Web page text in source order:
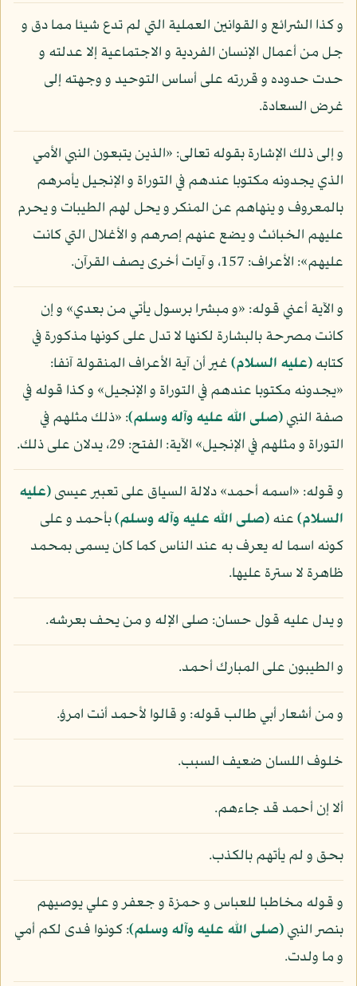
و كذا الشرائع و القوانين العملية التي لم تدع شيئا مما دق و
جل من أعمال الإنسان الفردية و الاجتماعية إلا عدلته و
حدت حدوده و قررته على أساس التوحيد و وجهته إلى
غرض السعادة.
و إلى ذلك الإشارة بقوله تعالى: «الذين يتبعون النبي الأمي
الذي يجدونه مكتوبا عندهم في التوراة و الإنجيل يأمرهم
بالمعروف و ينهاهم عن المنكر و يحل لهم الطيبات و يحرم
عليهم الخبائث و يضع عنهم إصرهم و الأغلال التي كانت
عليهم»: الأعراف: 157، و آيات أخرى يصف القرآن.
و الآية أعني قوله: «و مبشرا برسول يأتي من بعدي» و إن
كانت مصرحة بالبشارة لكنها لا تدل على كونها مذكورة في
كتابه(عليه السلام)غير أن آية الأعراف المنقولة آنفا:
«يجدونه مكتوبا عندهم في التوراة و الإنجيل» و كذا قوله في
صفة النبي(صلى الله عليه وآله وسلم): «ذلك مثلهم في
التوراة و مثلهم في الإنجيل» الآية: الفتح: 29، يدلان على ذلك.
و قوله: «اسمه أحمد» دلالة السياق على تعبير عيسى(عليه
السلام)عنه(صلى الله عليه وآله وسلم)بأحمد و على
كونه اسما له يعرف به عند الناس كما كان يسمى بمحمد
ظاهرة لا سترة عليها.
و يدل عليه قول حسان: صلى الإله و من يحف بعرشه.
و الطيبون على المبارك أحمد.
و من أشعار أبي طالب قوله: و قالوا لأحمد أنت امرؤ.
خلوف اللسان ضعيف السبب.
ألا إن أحمد قد جاءهم.
بحق و لم يأتهم بالكذب.
و قوله مخاطبا للعباس و حمزة و جعفر و علي يوصيهم
بنصر النبي(صلى الله عليه وآله وسلم): كونوا فدى لكم أمي
و ما ولدت.